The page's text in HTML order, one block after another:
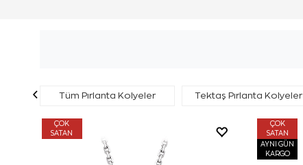
Tüm Pırlanta Kolyeler Tektaş Pırlanta Kolyeler
ÇOK
SATAN
ÇOK
SATAN
AYNI GÜN
KARGO